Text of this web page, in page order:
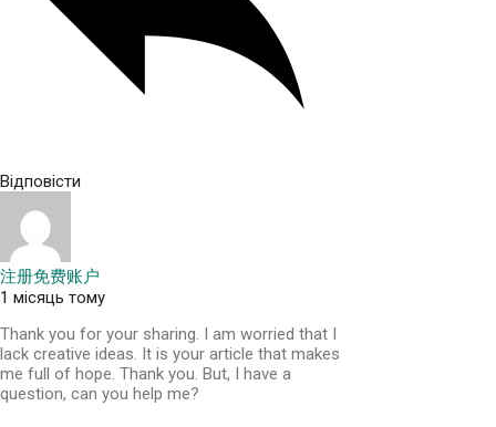
Відповісти
注册免费账户
1 місяць тому
Thank you for your sharing. I am worried that I
lack creative ideas. It is your article that makes
me full of hope. Thank you. But, I have a
question, can you help me?